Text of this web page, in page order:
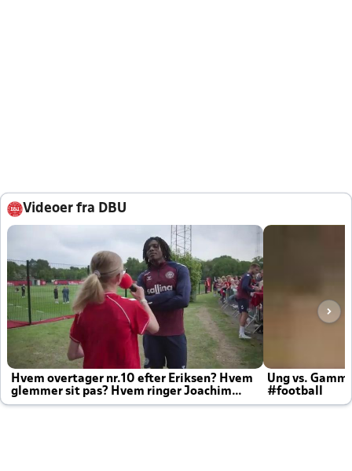
Videoer fra DBU
Hvem overtager nr.10 efter Eriksen? Hvem
glemmer sit pas? Hvem ringer Joachim
altid til efter kampe?
Ung vs.
#football